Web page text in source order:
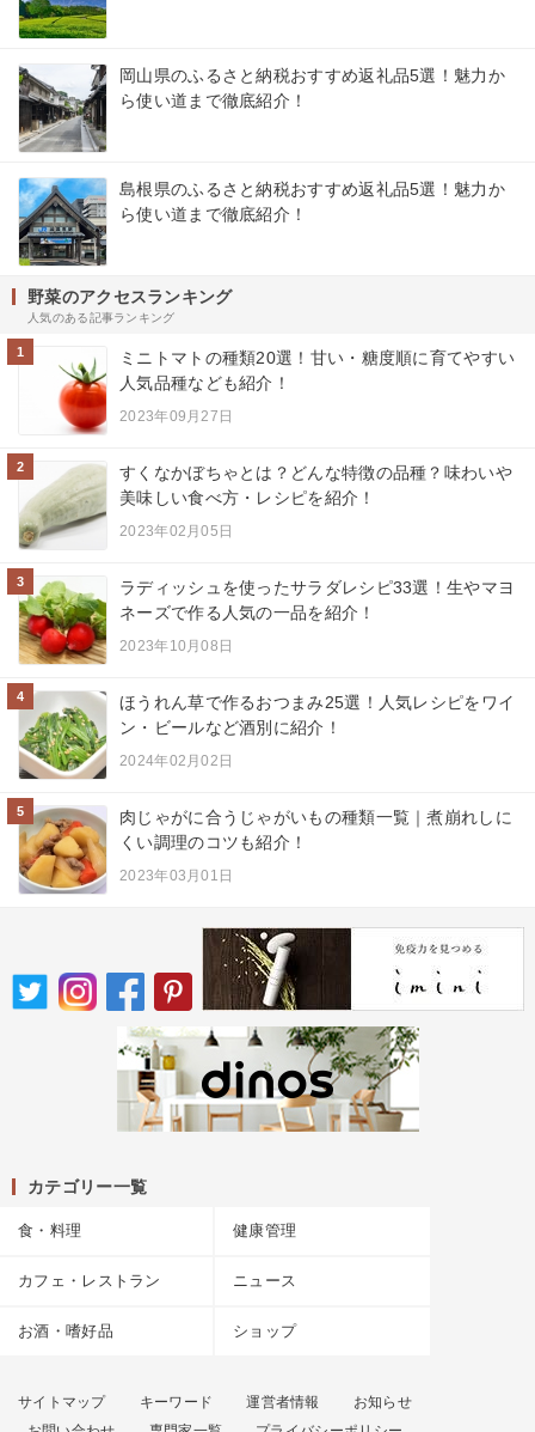
岡山県のふるさと納税おすすめ返礼品5選！魅力か
ら使い道まで徹底紹介！
島根県のふるさと納税おすすめ返礼品5選！魅力か
ら使い道まで徹底紹介！
野菜のアクセスランキング
人気のある記事ランキング
1
ミニトマトの種類20選！甘い・糖度順に育てやすい
人気品種なども紹介！
2023年09月27日
2
すくなかぼちゃとは？どんな特徴の品種？味わいや
美味しい食べ方・レシピを紹介！
2023年02月05日
3
ラディッシュを使ったサラダレシピ33選！生やマヨ
ネーズで作る人気の一品を紹介！
2023年10月08日
4
ほうれん草で作るおつまみ25選！人気レシピをワイ
ン・ビールなど酒別に紹介！
2024年02月02日
5
肉じゃがに合うじゃがいもの種類一覧｜煮崩れしに
くい調理のコツも紹介！
2023年03月01日
カテゴリー一覧
食・料理 健康管理
カフェ・レストラン ニュース
お酒・嗜好品 ショップ
サイトマップ キーワード 運営者情報
お知らせ